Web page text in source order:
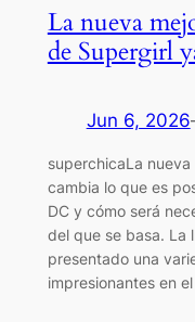
La nueva
de Supergirl
Jun 6, 2026
superchicaLa
cambia lo que es
DC y cómo será
del que se basa. La
presentado una
impresionantes en